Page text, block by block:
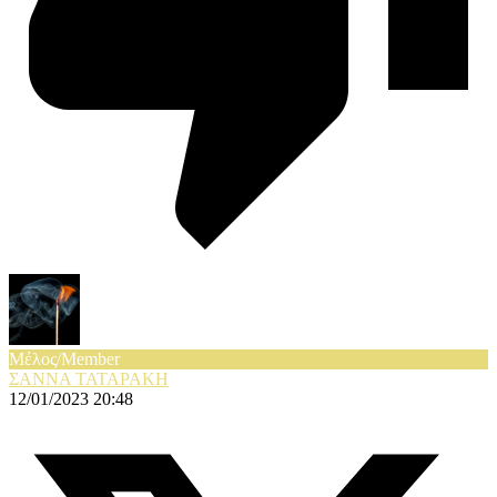
Μέλος/Member
ΣΑΝΝΑ ΤΑΤΑΡΑΚΗ
12/01/2023 20:48